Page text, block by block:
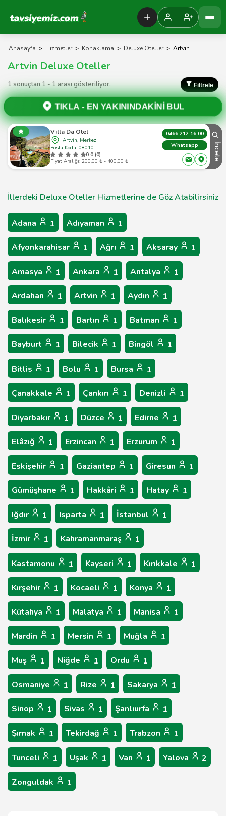
Tavsiyemiz Anasayfa
Anasayfa > Hizmetler > Konaklama > Deluxe Oteller > Artvin
Artvin Deluxe Oteller
1 sonuçtan 1 - 1 arası gösteriliyor. Filtrele
TIKLA -EN YAKININDAKİNİ BUL
Villa Da Otel
Artvin, Merkez
Posta Kodu: 08010
0.0 (0)
Fiyat Aralığı: 200,00 ₺ - 400,00 ₺
0466 212 16 00
Whatsapp
İncele
İllerdeki Deluxe Oteller Hizmetlerine de Göz Atabilirsiniz
Adana 1 Adıyaman 1
Afyonkarahisar 1 Ağrı 1 Aksaray 1
Amasya 1 Ankara 1 Antalya 1
Ardahan 1 Artvin 1 Aydın 1
Balıkesir 1 Bartın 1 Batman 1
Bayburt 1 Bilecik 1 Bingöl 1
Bitlis 1 Bolu 1 Bursa 1
Çanakkale 1 Çankırı 1 Denizli 1
Diyarbakır 1 Düzce 1 Edirne 1
Elâzığ 1 Erzincan 1 Erzurum 1
Eskişehir 1 Gaziantep 1 Giresun 1
Gümüşhane 1 Hakkâri 1 Hatay 1
Iğdır 1 Isparta 1 İstanbul 1
İzmir 1 Kahramanmaraş 1
Kastamonu 1 Kayseri 1 Kırıkkale 1
Kırşehir 1 Kocaeli 1 Konya 1
Kütahya 1 Malatya 1 Manisa 1
Mardin 1 Mersin 1 Muğla 1
Muş 1 Niğde 1 Ordu 1
Osmaniye 1 Rize 1 Sakarya 1
Sinop 1 Sivas 1 Şanlıurfa 1
Şırnak 1 Tekirdağ 1 Trabzon 1
Tunceli 1 Uşak 1 Van 1 Yalova 2
Zonguldak 1